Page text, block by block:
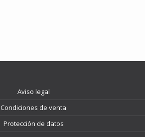
Aviso legal
Condiciones de venta
Protección de datos